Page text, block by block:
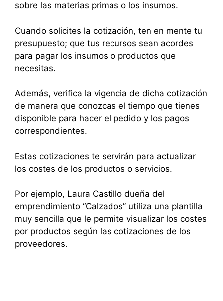
sobre las materias primas o los insumos.
Cuando solicites la cotización, ten en mente tu
presupuesto; que tus recursos sean acordes
para pagar los insumos o productos que
necesitas.
Además, verifica la vigencia de dicha cotización
de manera que conozcas el tiempo que tienes
disponible para hacer el pedido y los pagos
correspondientes.
Estas cotizaciones te servirán para actualizar
los costes de los productos o servicios.
Por ejemplo, Laura Castillo dueña del
emprendimiento “Calzados” utiliza una plantilla
muy sencilla que le permite visualizar los costes
por productos según las cotizaciones de los
proveedores.